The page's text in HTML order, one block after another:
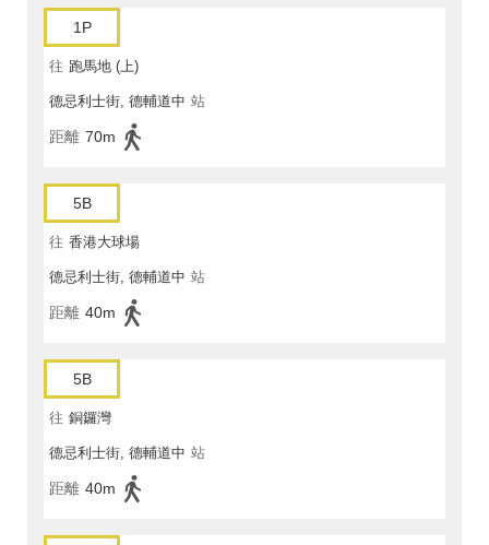
1P
往 跑馬地 (上)
德忌利士街, 德輔道中 站
距離 70m
5B
往 香港大球場
德忌利士街, 德輔道中 站
距離 40m
5B
往 銅鑼灣
德忌利士街, 德輔道中 站
距離 40m